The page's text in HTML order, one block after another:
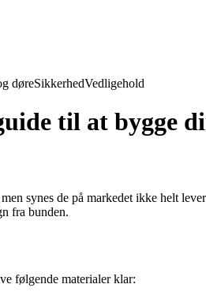
døreSikkerhedVedligehold
til at bygge
synes de på markedet ikke helt
fra bunden.
følgende materialer klar: